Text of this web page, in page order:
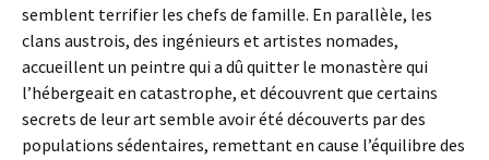
semblent terrifier les chefs de famille. En parallèle, les
clans austrois, des ingénieurs et artistes nomades,
accueillent un peintre qui a dû quitter le monastère qui
l’hébergeait en catastrophe, et découvrent que certains
secrets de leur art semble avoir été découverts par des
populations sédentaires, remettant en cause l’équilibre des